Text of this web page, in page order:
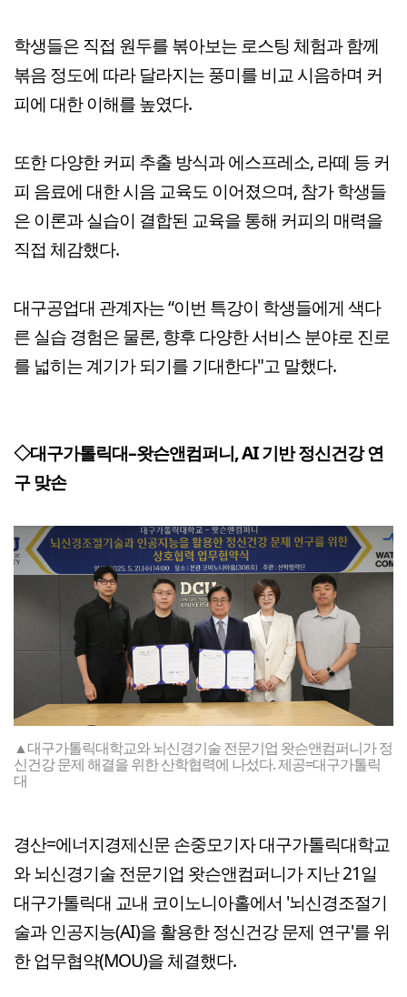
학생들은 직접 원두를 볶아보는 로스팅 체험과 함께
볶음 정도에 따라 달라지는 풍미를 비교 시음하며 커
피에 대한 이해를 높였다.
또한 다양한 커피 추출 방식과 에스프레소, 라떼 등 커
피 음료에 대한 시음 교육도 이어졌으며, 참가 학생들
은 이론과 실습이 결합된 교육을 통해 커피의 매력을
직접 체감했다.
대구공업대 관계자는 “이번 특강이 학생들에게 색다
른 실습 경험은 물론, 향후 다양한 서비스 분야로 진로
를 넓히는 계기가 되기를 기대한다"고 말했다.
◇대구가톨릭대–왓슨앤컴퍼니, AI 기반 정신건강 연
구 맞손
▲대구가톨릭대학교와 뇌신경기술 전문기업 왓슨앤컴퍼니가 정
신건강 문제 해결을 위한 산학협력에 나섰다. 제공=대구가톨릭
대
경산=에너지경제신문 손중모기자 대구가톨릭대학교
와 뇌신경기술 전문기업 왓슨앤컴퍼니가 지난 21일
대구가톨릭대 교내 코이노니아홀에서 '뇌신경조절기
술과 인공지능(AI)을 활용한 정신건강 문제 연구'를 위
한 업무협약(MOU)을 체결했다.